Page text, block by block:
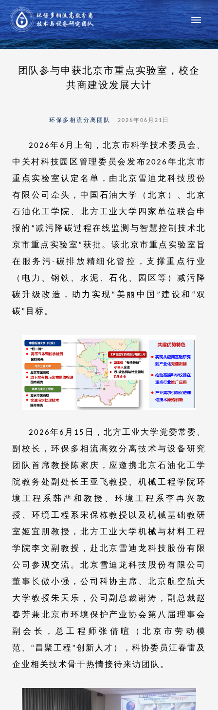
团队参与申获北京市重点实验室，校企
共商建设发展大计
环保多相流分离团队 2026年06月21日
2026年6月上旬，北京市科学技术委员会、
中关村科技园区管理委员会发布2026年北京市
重点实验室认定名单，由北京雪迪龙科技股份
有限公司牵头，中国石油大学（北京）、北京
石油化工学院、北方工业大学四家单位联合申
报的“减污降碳过程在线监测与智慧控制技术北
京市重点实验室”获批。该北京市重点实验室旨
在服务污-碳排放精细化管控，支撑重点行业
（电力、钢铁、水泥、石化、园区等）减污降
碳升级改造，助力实现“美丽中国”建设和“双
碳”目标。
2026年6月15日，北方工业大学党委常委、
副校长，环保多相流高效分离技术与设备研究
团队首席教授陈家庆，应邀携北京石油化工学
院教务处副处长王亚飞教授、机械工程学院环
境工程系韩严和教授、环境工程系李再兴教
授、环境工程系宋保栋教授以及机械基础教研
室姬宜朋教授，北方工业大学机械与材料工程
学院李文副教授，赴北京雪迪龙科技股份有限
公司参观交流。北京雪迪龙科技股份有限公司
董事长傲小强，公司科协主席、北京航空航天
大学教授朱天乐，公司副总裁谢涛，副总裁赵
春芳兼北京市环境保护产业协会第八届理事会
副会长，总工程师张倩暄（北京市劳动模
范、“昌聚工程”创新人才），科协委员江春雷及
企业相关技术骨干热情接待来访团队。